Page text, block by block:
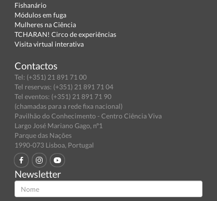
Fishanário
Módulos em fuga
Mulheres na Ciência
TCHARAN! Circo de experiências
Visita virtual interativa
Contactos
Tel: (+351) 21 891 71 00
Tel reservas: (+351) 21 891 71 04
Tel eventos: (+351) 21 891 71 90
(chamadas para a rede fixa nacional)
Pavilhão do Conhecimento - Centro Ciência Viva
Largo José Mariano Gago, nº1
Parque das Nações
1990-073 Lisboa, Portugal
Newsletter